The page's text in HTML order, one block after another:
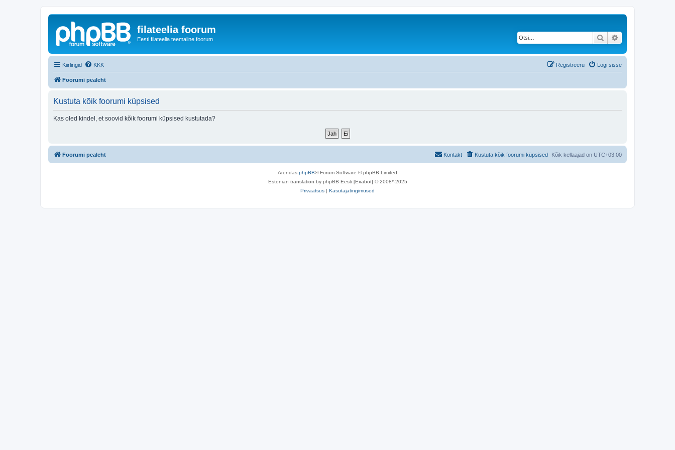
filateelia foorum
Eesti filateelia teemaline foorum Otsi
Kiirlingid KKK Logi sisse
Registreeru
Foorumi pealeht
Kustuta kõik foorumi küpsised
Kas oled kindel, et soovid kõik foorumi küpsised kustutada?
Foorumi pealeht Kõik kellaajad on UTC+03:00
Kustuta kõik foorumi küpsised
Kontakt
Arendas phpBB® Forum Software © phpBB Limited
Estonian translation by phpBB Eesti [Exabot] © 2008*-2025
Privaatsus | Kasutajatingimused